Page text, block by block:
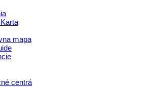
mapa
centrá